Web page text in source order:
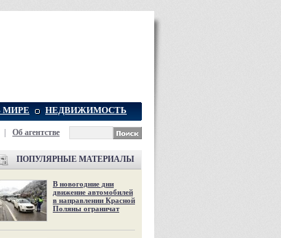
МИРЕ НЕДВИЖИМОСТЬ
Об агентстве
ПОПУЛЯРНЫЕ МАТЕРИАЛЫ
В новогодние дни
движение автомобилей
в направлении Красной
Поляны ограничат